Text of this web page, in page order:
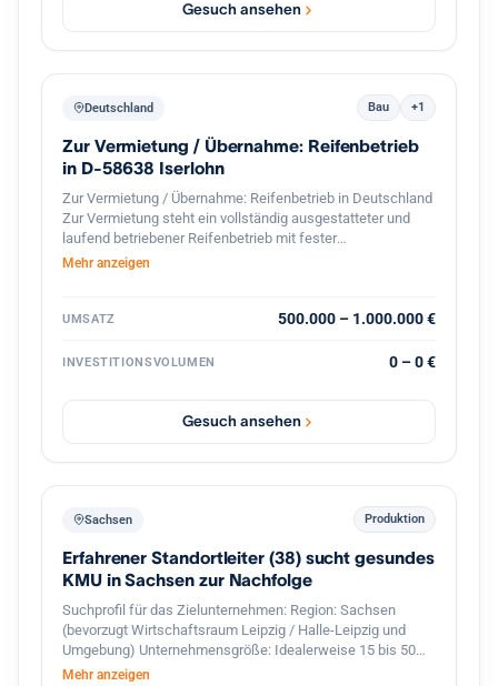
Gesuch ansehen
Deutschland Bau +1
Zur Vermietung / Übernahme: Reifenbetrieb
in D-58638 Iserlohn
Zur Vermietung / Übernahme: Reifenbetrieb in Deutschland
Zur Vermietung steht ein vollständig ausgestatteter und
laufend betriebener Reifenbetrieb mit fester
Kundenstruktur und etabliertem Geschäftsbetrieb. Der
ist komplett ausgestattet und sofort betriebsbereit.
Reifenmontage und Service aller Fahrzeugtypen(LKWs
auch Lkw problemlos einfahren können Hebebühnen und
professionelles Equipment für Fahrzeuge Bestehender
Kundenstamm und laufender Geschäftsbetrieb Gute Lage
sowie Zugang zum bestehenden Kundenstamm angeboten,
um einen reibungslosen Übergang und stabile Umsätze
sicherzustellen. Der Betrieb eignet sich ideal für Fachkräfte
oder Unternehmer im Reifen- und Kfz-Servicebereich, die
Mehr anzeigen
UMSATZ 500.000 – 1.000.000 €
INVESTITIONSVOLUMEN 0 – 0 €
Gesuch ansehen
Sachsen Produktion
Erfahrener Standortleiter (38) sucht gesundes
KMU in Sachsen zur Nachfolge
Suchprofil für das Zielunternehmen: Region: Sachsen
(bevorzugt Wirtschaftsraum Leipzig / Halle-Leipzig und
Umgebung) Unternehmensgröße: Idealerweise 15 bis 50
Mitarbeiter mit einer funktionierenden zweiten
Mehr anzeigen